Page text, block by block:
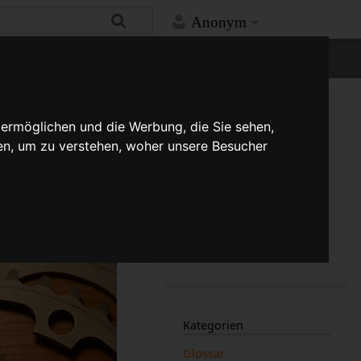
und die Werbung, die Sie sehen,
um zu verstehen, woher unsere Besucher
338 Anonym
Versionsgeschichte
Links auf diese Seite
Kategorien
Glossar